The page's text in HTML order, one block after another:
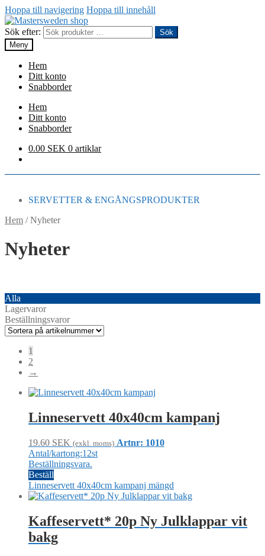
Hoppa till navigering Hoppa till innehåll
Sök efter:
Sök
Meny
Hem
Ditt konto
Snabborder
Hem
Ditt konto
Snabborder
0.00 SEK 0 artiklar
SERVETTER & ENGÅNGSPRODUKTER
Hem /Nyheter
Nyheter
Alla
Lagervaror
Beställningsvaror
1
2
→
Linneservett 40x40cm kampanj
19.60 SEK (exkl. moms) Artnr: 1010
Antal/kartong:12st
Beställningsvara.
Beställ
Linneservett 40x40cm kampanj mängd
Kaffeservett* 20p Ny Julklappar vit
bakg